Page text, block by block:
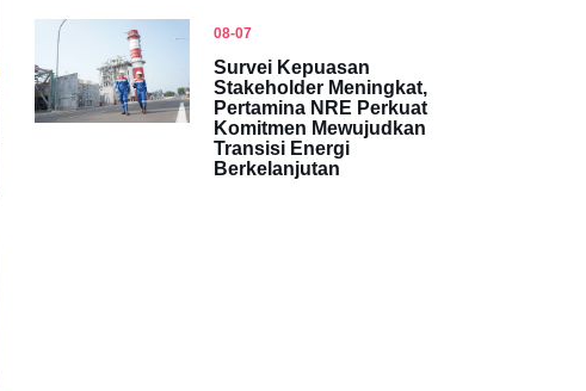
08-07
Survei Kepuasan
Stakeholder Meningkat,
Pertamina NRE Perkuat
Komitmen Mewujudkan
Transisi Energi
Berkelanjutan